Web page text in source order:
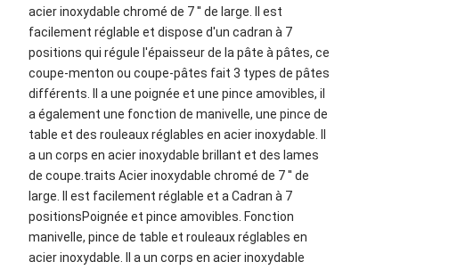
acier inoxydable chromé de 7 '' de large. Il est
facilement réglable et dispose d'un cadran à 7
positions qui régule l'épaisseur de la pâte à pâtes, ce
coupe-menton ou coupe-pâtes fait 3 types de pâtes
différents. Il a une poignée et une pince amovibles, il
a également une fonction de manivelle, une pince de
table et des rouleaux réglables en acier inoxydable. Il
a un corps en acier inoxydable brillant et des lames
de coupe.traits Acier inoxydable chromé de 7 '' de
large. Il est facilement réglable et a Cadran à 7
positionsPoignée et pince amovibles. Fonction
manivelle, pince de table et rouleaux réglables en
acier inoxydable. Il a un corps en acier inoxydable